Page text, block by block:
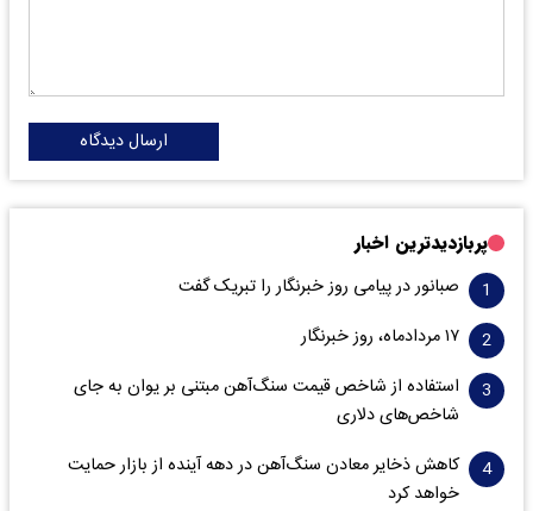
ارسال دیدگاه
پربازدیدترین اخبار
صبانور در پیامی روز خبرنگار را تبریک گفت
۱۷ مردادماه، روز خبرنگار
استفاده از شاخص قیمت سنگ‌آهن مبتنی بر یوان به جای
شاخص‌های دلاری
کاهش ذخایر معادن سنگ‌آهن در دهه آینده از بازار حمایت
خواهد کرد